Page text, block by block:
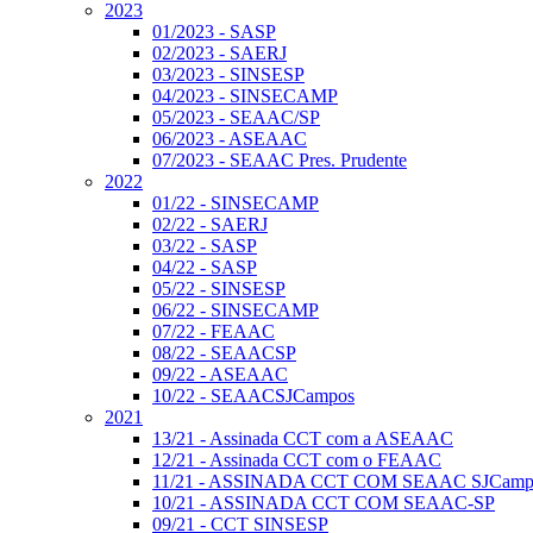
2023
01/2023 - SASP
02/2023 - SAERJ
03/2023 - SINSESP
04/2023 - SINSECAMP
05/2023 - SEAAC/SP
06/2023 - ASEAAC
07/2023 - SEAAC Pres. Prudente
2022
01/22 - SINSECAMP
02/22 - SAERJ
03/22 - SASP
04/22 - SASP
05/22 - SINSESP
06/22 - SINSECAMP
07/22 - FEAAC
08/22 - SEAACSP
09/22 - ASEAAC
10/22 - SEAACSJCampos
2021
13/21 - Assinada CCT com a ASEAAC
12/21 - Assinada CCT com o FEAAC
11/21 - ASSINADA CCT COM SEAAC
10/21 - ASSINADA CCT COM SEAAC-SP
09/21 - CCT SINSESP